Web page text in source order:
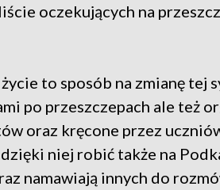
oczekujących na
to sposób na zmianę tej
po przeszczepach ale też
oraz kręcone przez
niej robić także na
namawiają innych do